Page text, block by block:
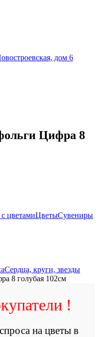
дом 6
Цифра 8
цветамиЦветыСувениры
Сердца, круги, звезды
8 голубая 102см
!
на цветы в